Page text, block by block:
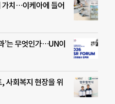
가치…이케아에 들어
’는 무엇인가…UN이
사회복지 현장을 위